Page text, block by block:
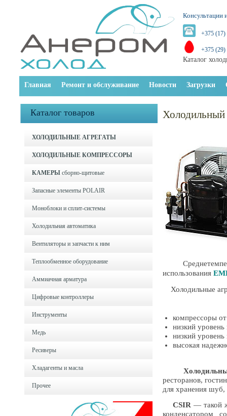
Консультации
+375 (17)
+375 (29)
Каталог
Главная Ремонт и обслуживание Новости Загрузки
Каталог товаров
ХОЛОДИЛЬНЫЕ АГРЕГАТЫ
ХОЛОДИЛЬНЫЕ КОМПРЕССОРЫ
КАМЕРЫ сборно-щитовые
Запасные элементы POLAIR
Моноблоки и cплит-системы
Холодильная автоматика
Вентиляторы и запчасти к ним
Теплообменное оборудование
Аммиачная арматура
Цифровые контроллеры
Инструменты
Медь
Ресиверы
Хладагенты и масла
Прочее
Холодильный
использования
Холодильные
компрессоры
низкий
низкий уровень
высокая
ресторанов,
для хранения шуб,
CSIR — такой
конденсатором